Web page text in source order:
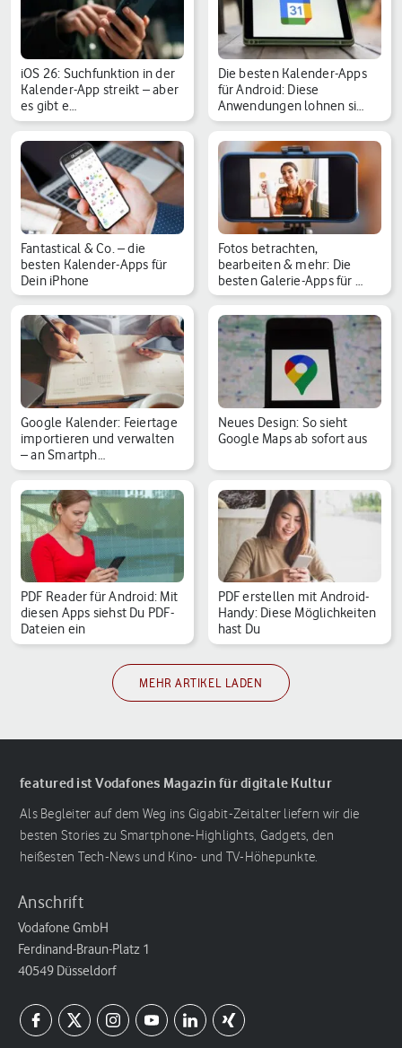
iOS 26: Suchfunktion in der
Kalender-App streikt – aber
es gibt e…
Die besten Kalender-Apps
für Android: Diese
Anwendungen lohnen si…
Fantastical & Co. – die
besten Kalender-Apps für
Dein iPhone
Fotos betrachten,
bearbeiten & mehr: Die
besten Galerie-Apps für …
Google Kalender: Feiertage
importieren und verwalten
– an Smartph…
Neues Design: So sieht
Google Maps ab sofort aus
PDF Reader für Android: Mit
diesen Apps siehst Du PDF-
Dateien ein
PDF erstellen mit Android-
Handy: Diese Möglichkeiten
hast Du
MEHR ARTIKEL LADEN
featured ist Vodafones Magazin für digitale Kultur
Als Begleiter auf dem Weg ins Gigabit-Zeitalter liefern wir die
besten Stories zu Smartphone-Highlights, Gadgets, den
heißesten Tech-News und Kino- und TV-Höhepunkte.
Anschrift
Vodafone GmbH
Ferdinand-Braun-Platz 1
40549 Düsseldorf